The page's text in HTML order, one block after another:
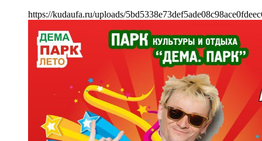
https://kudaufa.ru/uploads/